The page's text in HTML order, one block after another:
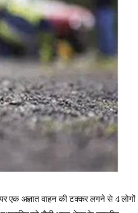
पर एक अज्ञात वाहन की टक्कर लगने से 4 लोगों